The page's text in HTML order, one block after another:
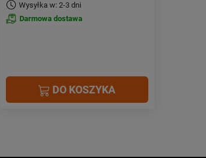
Wysyłka w: 2-3 dni
Darmowa dostawa
DO KOSZYKA